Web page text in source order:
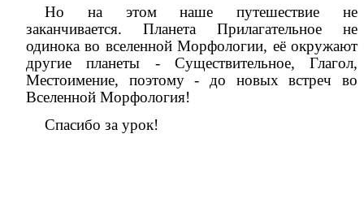
Но на этом наше путешествие не
заканчивается. Планета Прилагательное не
одинока во вселенной Морфологии, её окружают
другие планеты - Существительное, Глагол,
Местоимение, поэтому - до новых встреч во
Вселенной Морфология!
Спасибо за урок!